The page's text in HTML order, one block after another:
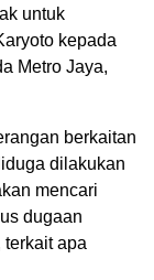
untuk
kepada
Metro Jaya,
berkaitan
dilakukan
mencari
dugaan
terkait apa